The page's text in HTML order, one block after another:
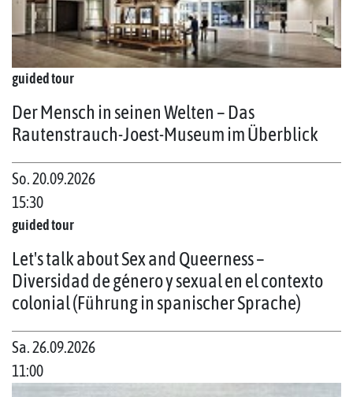
guided tour
Der Mensch in seinen Welten – Das
Rautenstrauch-Joest-Museum im Überblick
So. 20.09.2026
15:30
guided tour
Let's talk about Sex and Queerness –
Diversidad de género y sexual en el contexto
colonial (Führung in spanischer Sprache)
Sa. 26.09.2026
11:00